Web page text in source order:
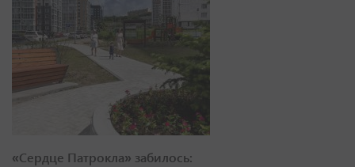
«Сердце Патрокла» забилось: